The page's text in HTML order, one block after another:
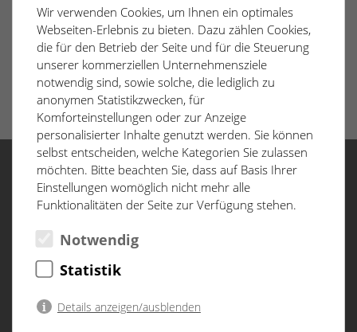
die Profile für die Raumaufteilung installiert.
Menü
Start
Architektur
D&CO
Wir verwenden Cookies, um Ihnen ein optimales
Webseiten-Erlebnis zu bieten. Dazu zählen Cookies,
die für den Betrieb der Seite und für die Steuerung
unserer kommerziellen Unternehmensziele
notwendig sind, sowie solche, die lediglich zu
anonymen Statistikzwecken, für
Komforteinstellungen oder zur Anzeige
personalisierter Inhalte genutzt werden. Sie können
selbst entscheiden, welche Kategorien Sie zulassen
möchten. Bitte beachten Sie, dass auf Basis Ihrer
Einstellungen womöglich nicht mehr alle
Funktionalitäten der Seite zur Verfügung stehen.
Notwendig
Statistik
Details anzeigen/ausblenden